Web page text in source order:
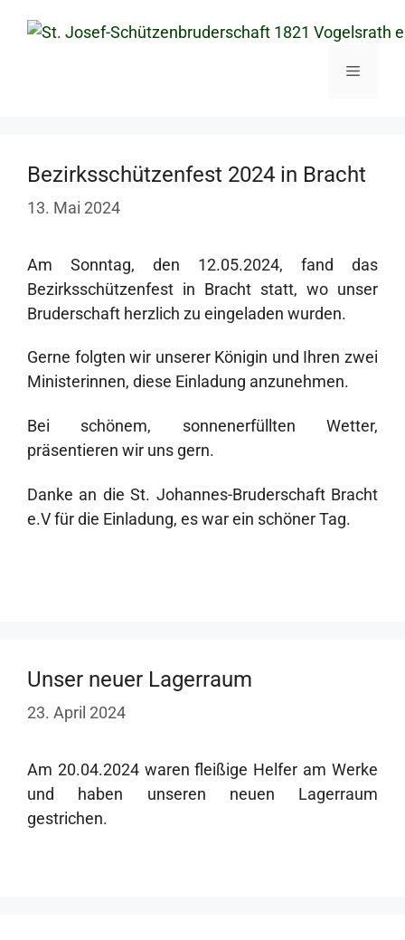
Inhalt
Menü
Bezirksschützenfest 2024 in Bracht
13. Mai 2024
Am Sonntag, den 12.05.2024, fand das
Bezirksschützenfest in Bracht statt, wo unser
Bruderschaft herzlich zu eingeladen wurden.
Gerne folgten wir unserer Königin und Ihren zwei
Ministerinnen, diese Einladung anzunehmen.
Bei schönem, sonnenerfüllten Wetter,
präsentieren wir uns gern.
Danke an die St. Johannes-Bruderschaft Bracht
e.V für die Einladung, es war ein schöner Tag.
Unser neuer Lagerraum
23. April 2024
Am 20.04.2024 waren fleißige Helfer am Werke
und haben unseren neuen Lagerraum
gestrichen.